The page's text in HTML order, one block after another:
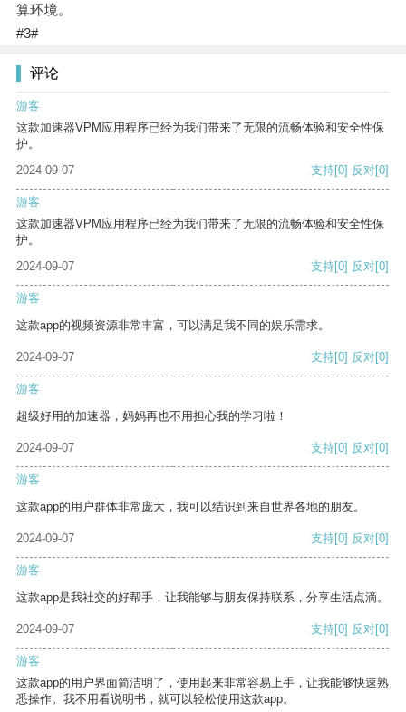
算环境。
#3#
评论
游客
这款加速器VPM应用程序已经为我们带来了无限的流畅体验和安全性保
护。
2024-09-07
支持[0] 反对[0]
游客
这款加速器VPM应用程序已经为我们带来了无限的流畅体验和安全性保
护。
2024-09-07
支持[0] 反对[0]
游客
这款app的视频资源非常丰富，可以满足我不同的娱乐需求。
2024-09-07 支持[0] 反对[0]
游客
超级好用的加速器，妈妈再也不用担心我的学习啦！
2024-09-07 支持[0] 反对[0]
游客
这款app的用户群体非常庞大，我可以结识到来自世界各地的朋友。
2024-09-07 支持[0] 反对[0]
游客
这款app是我社交的好帮手，让我能够与朋友保持联系，分享生活点滴。
2024-09-07 支持[0] 反对[0]
游客
这款app的用户界面简洁明了，使用起来非常容易上手，让我能够快速熟
悉操作。我不用看说明书，就可以轻松使用这款app。